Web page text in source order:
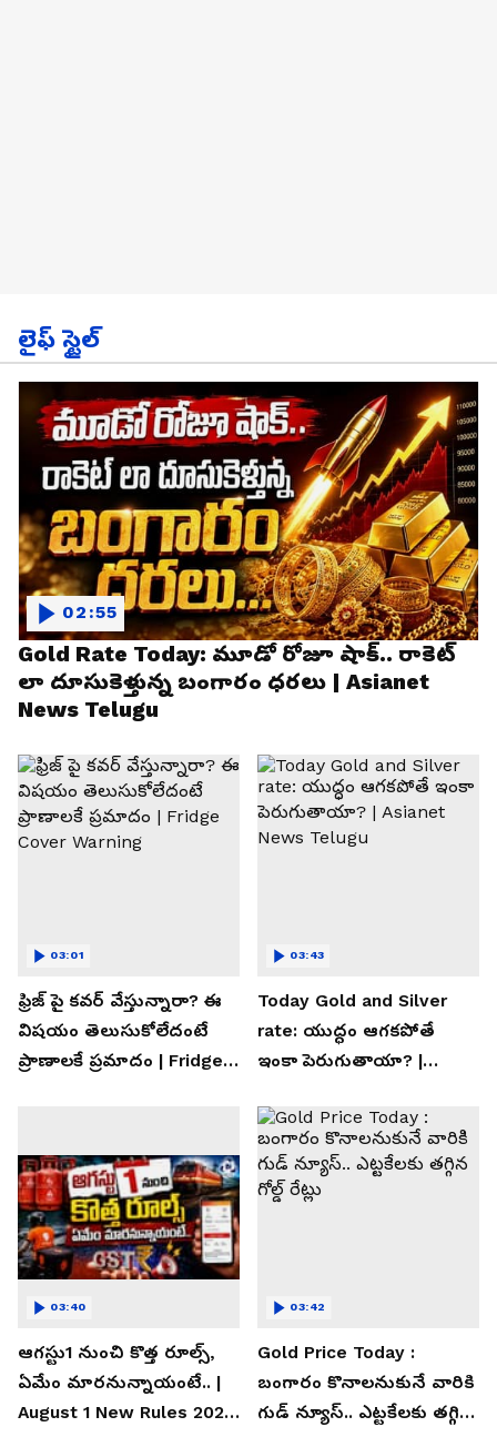
లైఫ్ స్టైల్
Gold Rate Today: మూడో రోజూ షాక్.. రాకెట్
లా దూసుకెళ్తున్న బంగారం ధరలు | Asianet
News Telugu
02:55
ఫ్రిజ్ పై కవర్ వేస్తున్నారా? ఈ
విషయం తెలుసుకోలేదంటే
ప్రాణాలకే ప్రమాదం | Fridge
03:01
Today Gold and Silver
rate: యుద్ధం ఆగకపోతే
ఇంకా పెరుగుతాయా? |
03:43
ఆగస్టు1 నుంచి కొత్త రూల్స్,
ఏమేం మారనున్నాయంటే.. |
August 1 New Rules 2026
03:40
Gold Price Today :
బంగారం కొనాలనుకునే వారికి
గుడ్ న్యూస్.. ఎట్టకేలకు తగ్గిన
03:42